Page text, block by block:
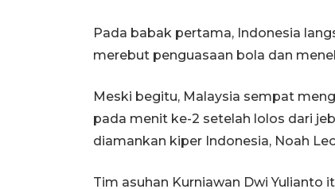
Pada babak pertama, Indonesia
merebut penguasaan bola dan
Meski begitu, Malaysia sempat
pada menit ke-2 setelah lolos dari
diamankan kiper Indonesia, Noah
Tim asuhan Kurniawan Dwi